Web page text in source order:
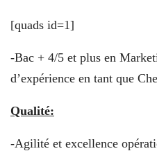
[quads id=1]
-Bac + 4/5 et plus en
d’expérience en tant que
Qualité:
-Agilité et excellence